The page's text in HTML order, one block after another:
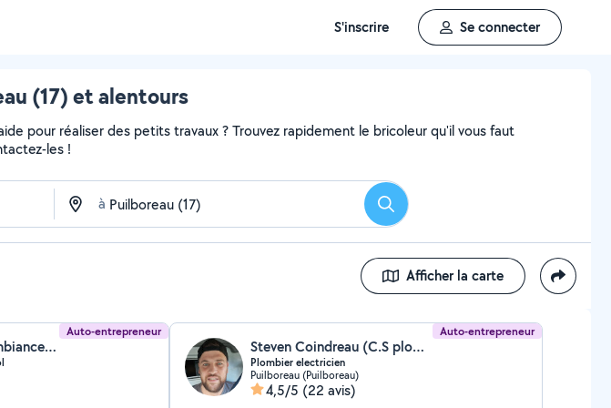
S'inscrire Se connecter
(17) et alentours
pour réaliser des petits travaux ? Trouvez rapidement le bricoleur qu'il vous faut
les !
à Rechercher
Afficher la carte
Auto-entrepreneur
Sabrina Boizeau (Ambiance Décor & Co)
Auto-entrepreneur
Steven Coindreau (C.S plomberie electricité)
Plombier electricien
Puilboreau (Puilboreau)
4,5/5 (22 avis)